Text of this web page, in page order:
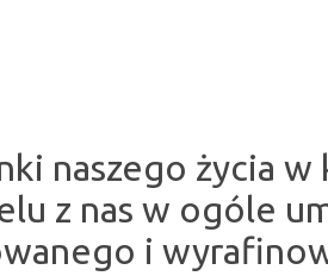
naszego życia
z nas w ogóle
i